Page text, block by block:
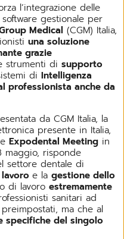
l’integrazione delle
gestionale per
Medical (CGM) Italia,
una soluzione
grazie
strumenti di supporto
di Intelligenza
professionista anche da
da CGM Italia, la
presente in Italia,
Expodental Meeting in
maggio, risponde
settore dentale di
e la gestione dello
di lavoro estremamente
sanitari ad
ma che al
specifiche del singolo